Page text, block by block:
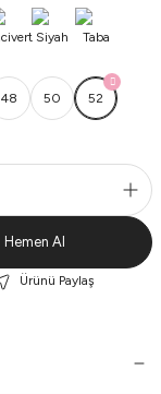
48 50 52
Hemen Al
Ürünü Paylaş